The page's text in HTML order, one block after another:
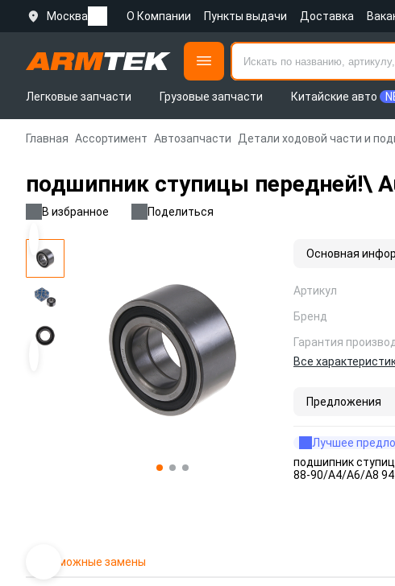
Москва О Компании Пункты выдачи Доставка
Легковые запчасти
Грузовые запчасти Китайские авто
Главная Ассортимент Автозапчасти Детали ходовой части и
подшипник ступицы передней!\
В избранное Поделиться
Основная
Артикул
Бренд
Гарантия
Все
Предложения
Лучшее
подшипник
88-90/A4/A6/A8
Возможные замены